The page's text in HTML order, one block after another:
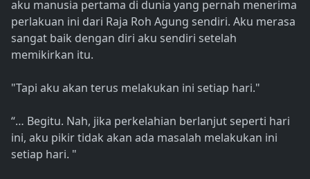
aku manusia pertama di dunia yang pernah menerima
perlakuan ini dari Raja Roh Agung sendiri. Aku merasa
sangat baik dengan diri aku sendiri setelah
memikirkan itu.
"Tapi aku akan terus melakukan ini setiap hari."
“… Begitu. Nah, jika perkelahian berlanjut seperti hari
ini, aku pikir tidak akan ada masalah melakukan ini
setiap hari. "